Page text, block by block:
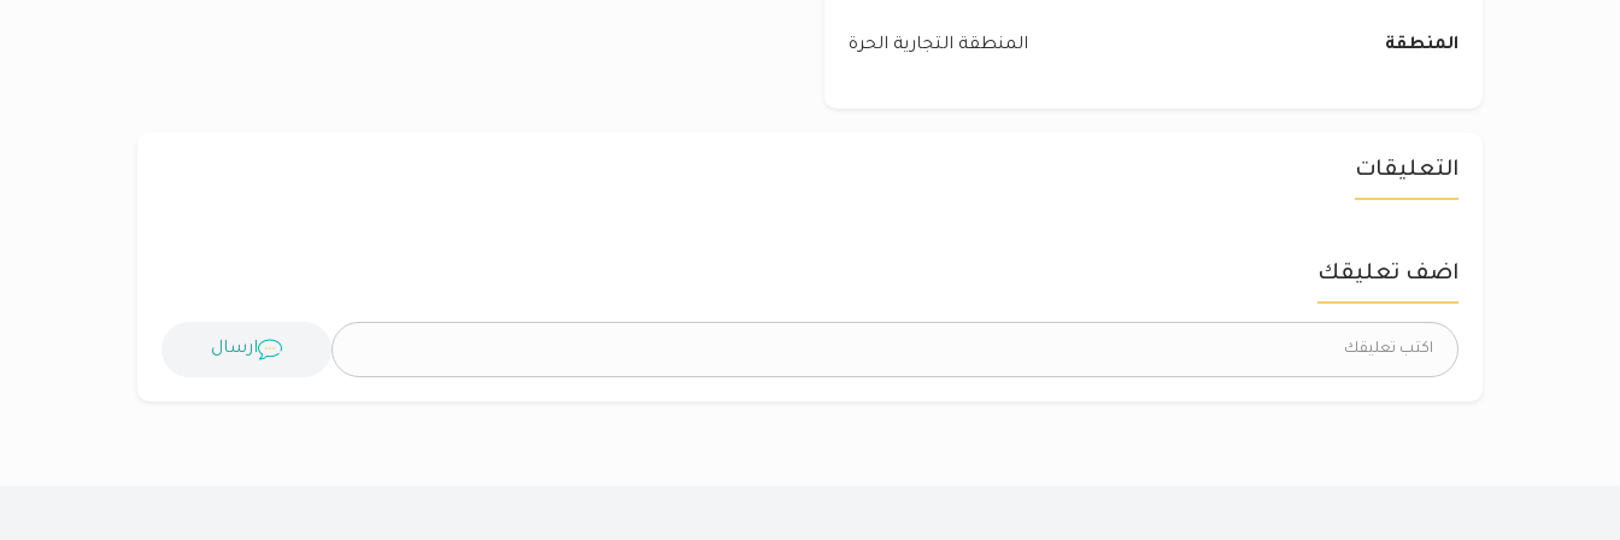
المنطقة المنطقة التجارية الحرة
التعليقات
اضف تعليقك
ارسال